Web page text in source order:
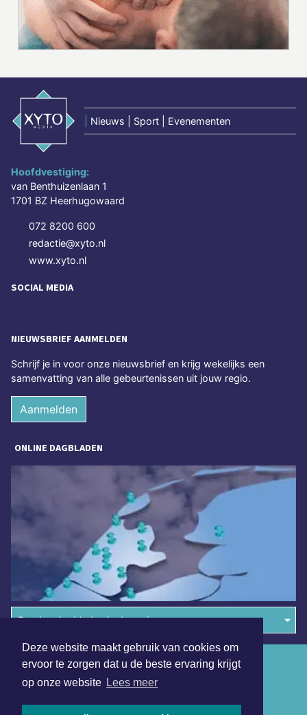
Deze website maakt gebruik van cookies om
ervoor te zorgen dat u de beste ervaring krijgt
op onze website Lees meer
Nieuws | Sport | Evenementen
Hoofdvestiging:
van Benthuizenlaan 1
1701 BZ Heerhugowaard
072 8200 600
redactie@xyto.nl
www.xyto.nl
SOCIAL MEDIA
NIEUWSBRIEF AANMELDEN
Schrijf je in voor onze nieuwsbrief en krijg wekelijks een
samenvatting van alle gebeurtenissen uit jouw regio.
Aanmelden
ONLINE DAGBLADEN
Overige dagbladen in de regio
Algemene voorwaarden
Disclaimer